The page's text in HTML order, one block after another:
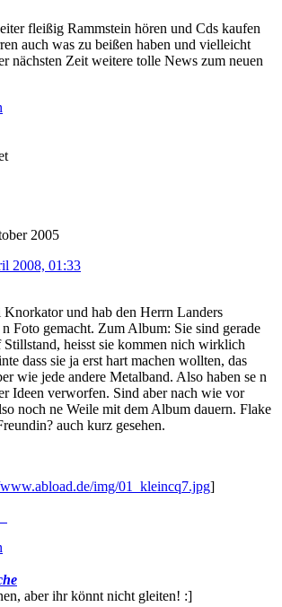
fleißig Rammstein hören und Cds kaufen
auch was zu beißen haben und vielleicht
nächsten Zeit weitere tolle News zum neuen
2005
2008, 01:33
Knorkator und hab den Herrn Landers
Foto gemacht. Zum Album: Sie sind gerade
heisst sie kommen nich wirklich
dass sie ja erst hart machen wollten, das
wie jede andere Metalband. Also haben se n
Ideen verworfen. Sind aber nach wie vor
noch ne Weile mit dem Album dauern. Flake
auch kurz gesehen.
img/01_kleincq7.jpg]
aber ihr könnt nicht gleiten! :]